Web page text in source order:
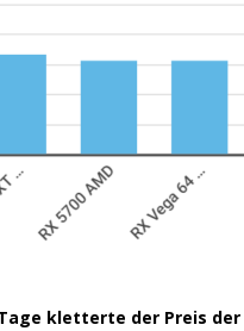
kletterte der Preis der